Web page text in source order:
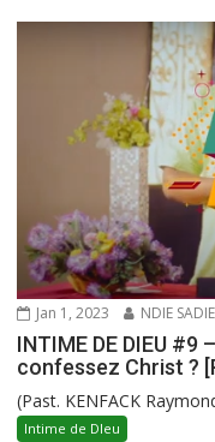
Jan 1, 2023 NDIE
INTIME DE DIEU
confessez Christ ?
(Past. KENFACK
Intime de DIeu